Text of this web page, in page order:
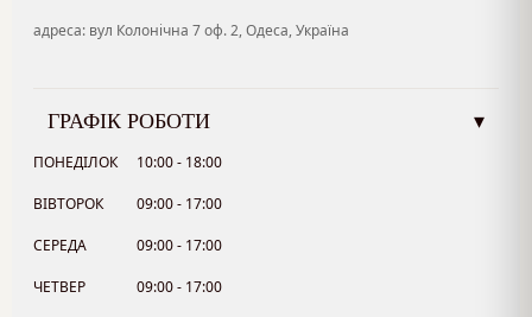
адреса: вул Колонічна 7 оф. 2, Одеса, Україна
ГРАФІК РОБОТИ ▾
ПОНЕДІЛОК 10:00 - 18:00
ВІВТОРОК 09:00 - 17:00
СЕРЕДА 09:00 - 17:00
ЧЕТВЕР 09:00 - 17:00